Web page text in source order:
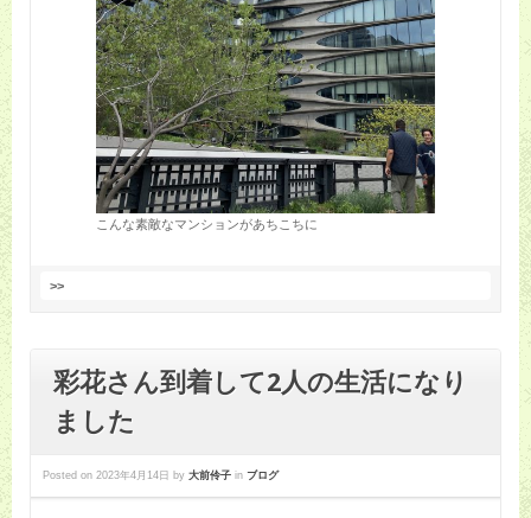
こんな素敵なマンションがあちこちに
>>
彩花さん到着して2人の生活になり
ました
Posted on 2023年4月14日 by 大前伶子 in ブログ